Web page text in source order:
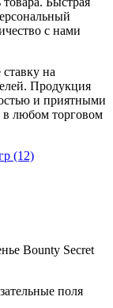
с нами
на
Продукция
и приятными
в любом торговом
Bounty Secret
поля